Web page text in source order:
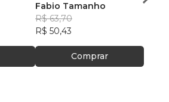
Fabio Tamanho
R$ 63,70
R$ 50,43
Comprar